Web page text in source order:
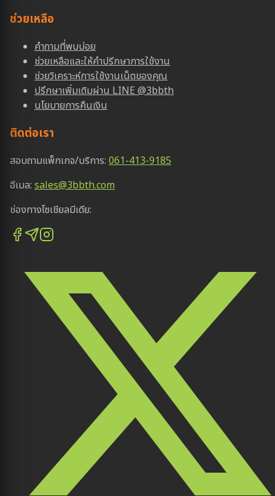
ช่วยเหลือ
คำถามที่พบบ่อย
ช่วยเหลือและให้คำปรีกษาการใช้งาน
ช่วยวิเคราะห์การใช้งานเน็ตของคุณ
ปรึกษาเพิ่มเติมผ่าน LINE @3bbth
นโยบายการคืนเงิน
ติดต่อเรา
สอบถามแพ็กเกจ/บริการ: 061-413-9185
อีเมล: sales@3bbth.com
ช่องทางโซเชียลมีเดีย: